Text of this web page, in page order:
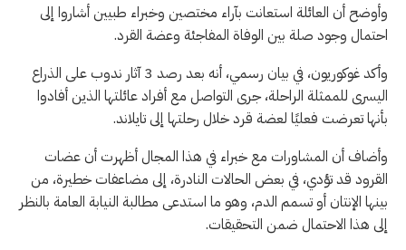
وأوضح أن العائلة استعانت بآراء مختصين وخبراء طبيين أشاروا إلى
احتمال وجود صلة بين الوفاة المفاجئة وعضة القرد.
وأكد غوكوريون، في بيان رسمي، أنه بعد رصد 3 آثار ندوب على الذراع
اليسرى للممثلة الراحلة، جرى التواصل مع أفراد عائلتها الذين أفادوا
بأنها تعرضت فعليًا لعضة قرد خلال رحلتها إلى تايلاند.
وأضاف أن المشاورات مع خبراء في هذا المجال أظهرت أن عضات
القرود قد تؤدي، في بعض الحالات النادرة، إلى مضاعفات خطيرة، من
بينها الإنتان أو تسمم الدم، وهو ما استدعى مطالبة النيابة العامة بالنظر
إلى هذا الاحتمال ضمن التحقيقات.